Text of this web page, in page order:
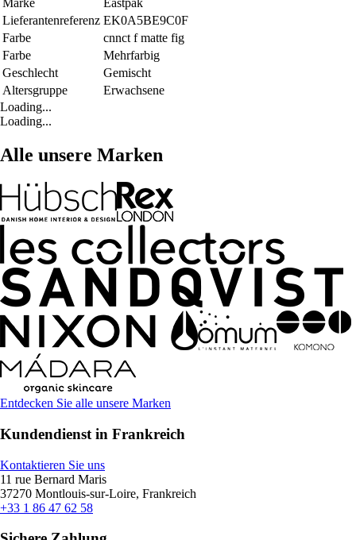
Marke
Eastpak
Lieferantenreferenz EK0A5BE9C0F
Farbe
cnnct f matte fig
Farbe
Mehrfarbig
Geschlecht
Gemischt
Altersgruppe
Erwachsene
Loading...
Loading...
Alle unsere Marken
Entdecken Sie alle unsere Marken
Kundendienst in Frankreich
Kontaktieren Sie uns
11 rue Bernard Maris
37270 Montlouis-sur-Loire, Frankreich
+33 1 86 47 62 58